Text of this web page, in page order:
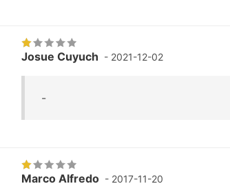
Josue Cuyuch - 2021-12-02
-
Marco Alfredo - 2017-11-20